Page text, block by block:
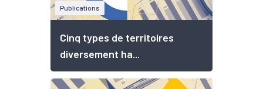
Publications
Cinq types de territoires
diversement ha...